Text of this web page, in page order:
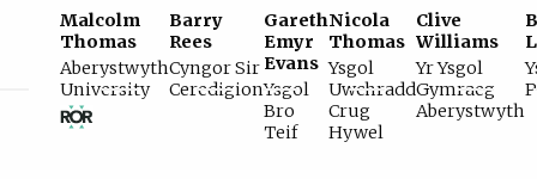
Malcolm
Thomas
Aberystwyth
UniversityView
(opens
Barry
Rees
Cyngor Sir
Ceredigion
Gareth
Emyr
Evans
Ysgol
Bro
Teif
Nicola
Thomas
Ysgol
Uwchradd
Crug
Hywel
Clive
Williams
Yr Ysgol
Gymraeg
Aberystwyth